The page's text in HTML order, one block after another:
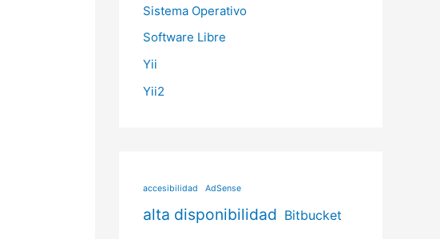
Sistema Operativo
Software Libre
Yii
Yii2
accesibilidad AdSense
alta disponibilidad Bitbucket